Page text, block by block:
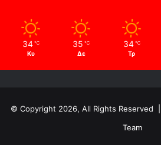
34 ℃
Κυ
35 ℃
Δε
34 ℃
Τρ
© Copyright 2026, All Rights Reserved |
Team